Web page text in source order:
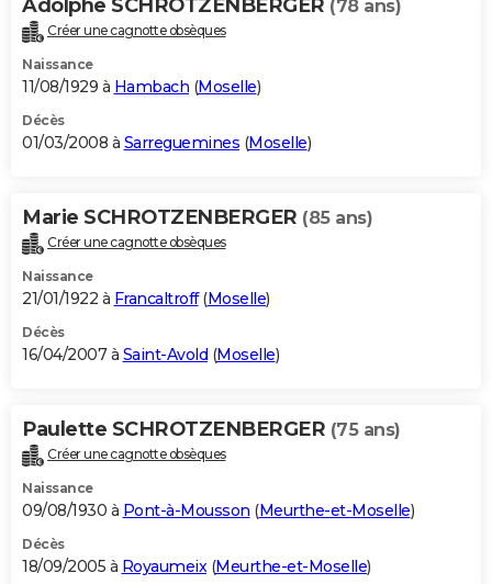
Adolphe SCHROTZENBERGER (78 ans)
Créer une cagnotte obsèques
Naissance
11/08/1929 à Hambach (Moselle)
Décès
01/03/2008 à Sarreguemines (Moselle)
Marie SCHROTZENBERGER (85 ans)
Créer une cagnotte obsèques
Naissance
21/01/1922 à Francaltroff(Moselle)
Décès
16/04/2007 à Saint-Avold (Moselle)
Paulette SCHROTZENBERGER (75 ans)
Créer une cagnotte obsèques
Naissance
09/08/1930 à Pont-à-Mousson (Meurthe-et-Moselle)
Décès
18/09/2005 à Royaumeix(Meurthe-et-Moselle)